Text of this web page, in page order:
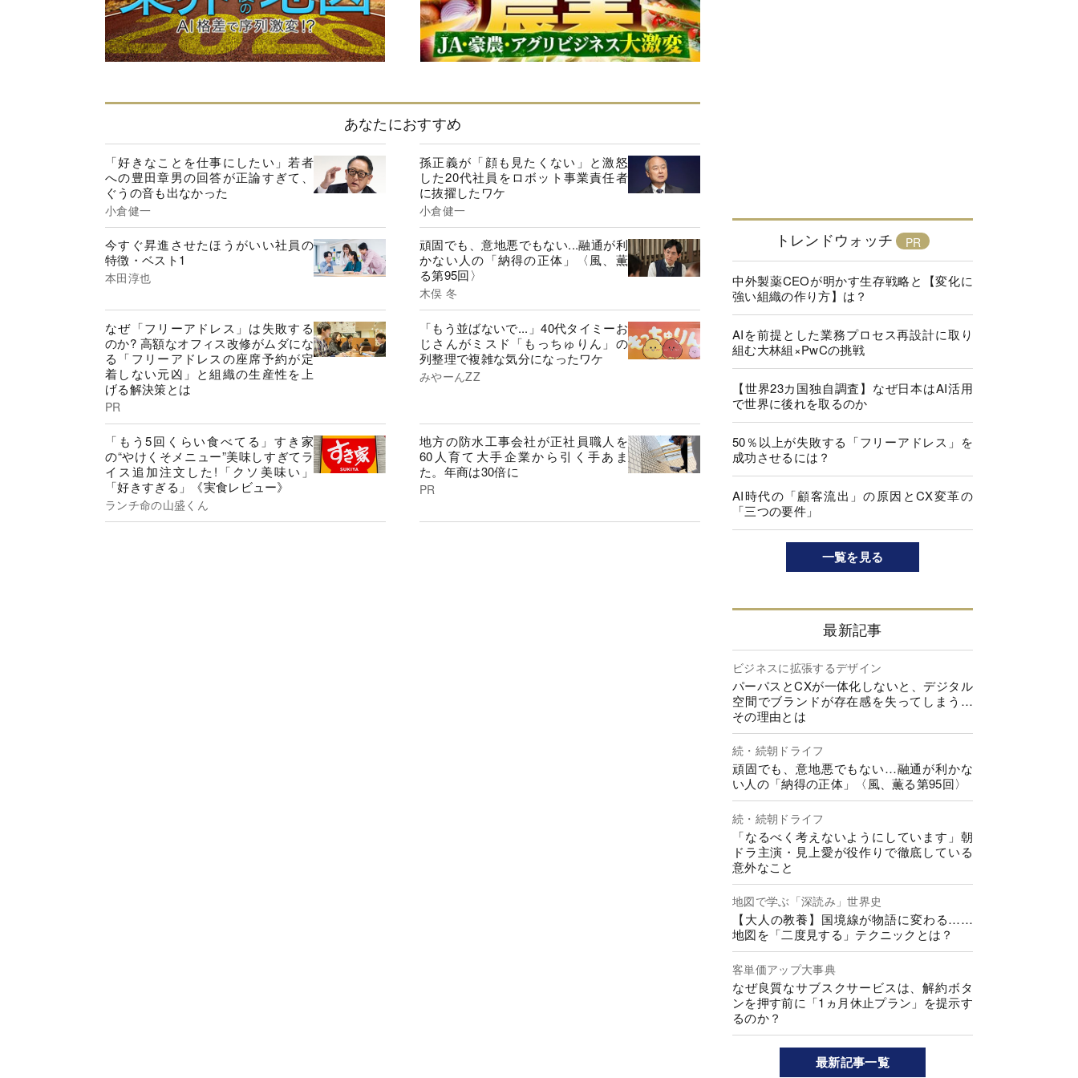
あなたにおすすめ
「好きなことを仕事にしたい」若者
への豊田章男の回答が正論すぎて、
ぐうの音も出なかった
小倉健一
孫正義が「顔も見たくない」と激怒
した20代社員をロボット事業責任者
に抜擢したワケ
小倉健一
今すぐ昇進させたほうがいい社員の
特徴・ベスト1
本田淳也
頑固でも、意地悪でもない...融通が利
かない人の「納得の正体」〈風、薫
る第95回〉
木俣 冬
なぜ「フリーアドレス」は失敗する
のか? 高額なオフィス改修がムダにな
る「フリーアドレスの座席予約が定
着しない元凶」と組織の生産性を上
げる解決策とは
PR
「もう並ばないで...」40代タイミーお
じさんがミスド「もっちゅりん」の
列整理で複雑な気分になったワケ
みやーんZZ
「もう5回くらい食べてる」すき家
の“やけくそメニュー”美味しすぎてラ
イス追加注文した!「クソ美味い」
「好きすぎる」《実食レビュー》
ランチ命の山盛くん
地方の防水工事会社が正社員職人を
60人育て大手企業から引く手あま
た。年商は30倍に
PR
トレンドウォッチ
中外製薬CEOが明かす生存戦略と【変化に
強い組織の作り方】は？
AIを前提とした業務プロセス再設計に取り
組む大林組×PwCの挑戦
【世界23カ国独自調査】なぜ日本はAI活用
で世界に後れを取るのか
50％以上が失敗する「フリーアドレス」を
成功させるには？
AI時代の「顧客流出」の原因とCX変革の
「三つの要件」
一覧を見る
最新記事
ビジネスに拡張するデザイン
パーパスとCXが一体化しないと、デジタル
空間でブランドが存在感を失ってしまう…
その理由とは
続・続朝ドライフ
頑固でも、意地悪でもない…融通が利かな
い人の「納得の正体」〈風、薫る第95回〉
続・続朝ドライフ
「なるべく考えないようにしています」朝
ドラ主演・見上愛が役作りで徹底している
意外なこと
地図で学ぶ「深読み」世界史
【大人の教養】国境線が物語に変わる……
地図を「二度見する」テクニックとは？
客単価アップ大事典
なぜ良質なサブスクサービスは、解約ボタ
ンを押す前に「1ヵ月休止プラン」を提示す
るのか？
最新記事一覧